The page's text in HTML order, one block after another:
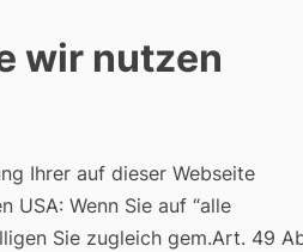
Über Uns
wir nutzen
Ihrer auf dieser Webseite
USA: Wenn Sie auf “alle
Sie zugleich gem.Art. 49